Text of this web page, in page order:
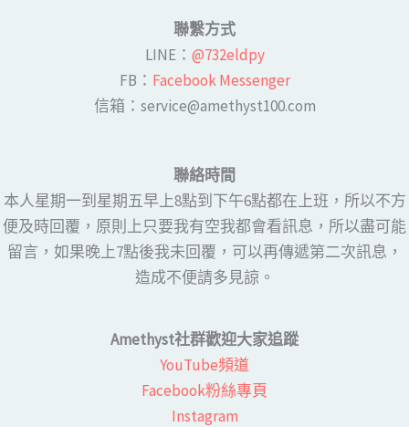
聯繫方式
LINE​： @732eldpy
FB：​ Facebook Messenger
​​信箱：service@amethyst100.com
聯絡時間
本人星期一到星期五早上8點到下午6點都在上班，所以不方
便及時回覆，原則上只要我有空我都會看訊息，所以盡可能
留言，如果晚上7點後我未回覆，可以再傳遞第二次訊息，
造成不便請多見諒。
Amethyst社群歡迎大家追蹤
YouTube頻道
Facebook粉絲專頁​
Instagram